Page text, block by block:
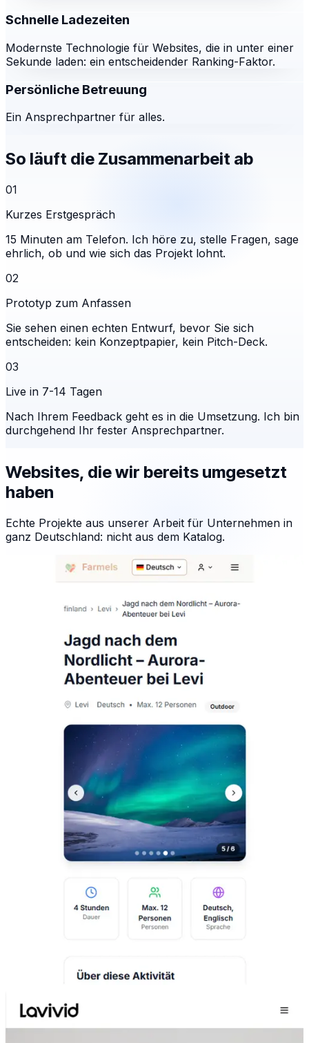
Schnelle Ladezeiten
Modernste Technologie für Websites, die in unter einer
Sekunde laden: ein entscheidender Ranking-Faktor.
Persönliche Betreuung
Ein Ansprechpartner für alles.
So läuft die Zusammenarbeit ab
01
Kurzes Erstgespräch
15 Minuten am Telefon. Ich höre zu, stelle Fragen, sage
ehrlich, ob und wie sich das Projekt lohnt.
02
Prototyp zum Anfassen
Sie sehen einen echten Entwurf, bevor Sie sich
entscheiden: kein Konzeptpapier, kein Pitch-Deck.
03
Live in 7-14 Tagen
Nach Ihrem Feedback geht es in die Umsetzung. Ich bin
durchgehend Ihr fester Ansprechpartner.
Websites, die wir bereits umgesetzt
haben
Echte Projekte aus unserer Arbeit für Unternehmen in
ganz Deutschland: nicht aus dem Katalog.